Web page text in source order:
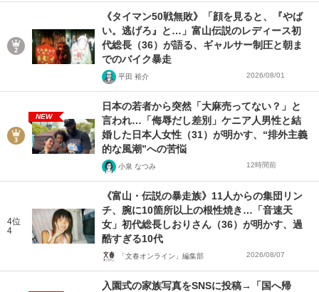
《タイマン50戦無敗》「顔を見ると、『やば
い。逃げろ』と…」富山伝説のレディース初
代総長（36）が語る、ギャルサー制圧と朝ま
でのバイク暴走
平田 裕介 2026/08/01
NEW
日本の若者から突然「大麻売ってない？」と
言われ…「侮辱だし差別」ケニア人男性と結
婚した日本人女性（31）が明かす、“排外主義
的な風潮”への苦悩
小泉 なつみ 12時間前
4位
4
《富山・伝説の暴走族》11人からの集団リン
チ、腕に10箇所以上の根性焼き…「音速天
女」初代総長しおりさん（36）が明かす、過
酷すぎる10代
「文春オンライン」編集部 2026/08/07
入園式の家族写真をSNSに投稿→「国へ帰